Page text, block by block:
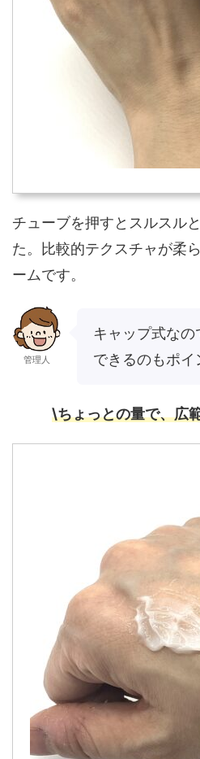
チューブを押すとスルスル
た。比較的テクスチャが柔
ームです。
管理人
キャップ式な
できるのもポイ
\ちょっとの量で、広